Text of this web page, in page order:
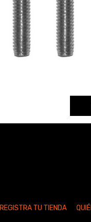
REGISTRA TU TIENDA